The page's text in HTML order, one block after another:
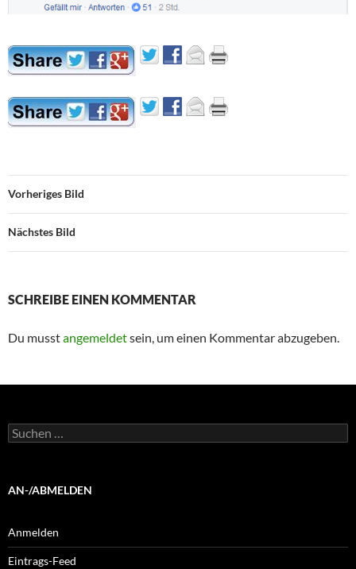
Vorheriges Bild
Nächstes Bild
SCHREIBE EINEN KOMMENTAR
Du musstangemeldetsein, um einen Kommentar abzugeben.
Suchen
nach:
AN-/ABMELDEN
Anmelden
Eintrags-Feed